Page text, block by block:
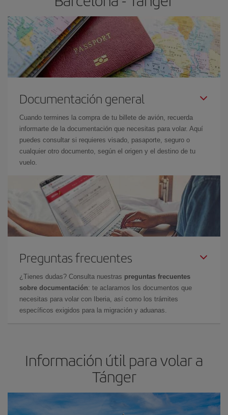
Documentación general
Cuando termines la compra de tu billete de avión, recuerda
informarte de la documentación que necesitas para volar. Aquí
puedes consultar si requieres visado, pasaporte, seguro o
cualquier otro documento, según el origen y el destino de tu
vuelo.
Preguntas frecuentes
¿Tienes dudas? Consulta nuestras preguntas frecuentes
sobre documentación: te aclaramos los documentos que
necesitas para volar con Iberia, así como los trámites
específicos exigidos para la migración y aduanas.
Información útil para volar a
Tánger